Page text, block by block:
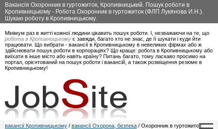
Вакансія Охоронник в гуртожиток, Кропивницький. Пошук роботи в
Кропивницькому - Робота Охоронник в гуртожиток (ФЛП Лукянова И.Н.).
Шукаю роботу в Кропивницькому.
Мінімум раз в житті кожної людини цікавить пошук роботи. І, незважаючи на те, що
робота в Кропивницькому є завжди, багато хто не знає, де її шукати і куди йти
працювати. Що вибрати - вакансії в Кропивницькому в невеликих фірмах або ж
здійснювати пошук роботи в корпораціях? Що краще: робота в Кропивницькому або
виїхати в інше місто або навіть країну? Питань багато, тому ласкаво просимо на
портал, орієнтований на пошук роботи і вакансій, а також розміщення резюме в
Кропивницькому!
вакансії Кропивницькому / вакансії Охорона, безпека / Охоронник в гуртожиток